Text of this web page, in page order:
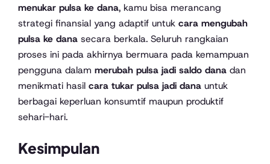
menukar pulsa ke dana, kamu bisa merancang
strategi finansial yang adaptif untuk cara mengubah
pulsa ke dana secara berkala. Seluruh rangkaian
proses ini pada akhirnya bermuara pada kemampuan
pengguna dalam merubah pulsa jadi saldo dana dan
menikmati hasil cara tukar pulsa jadi dana untuk
berbagai keperluan konsumtif maupun produktif
sehari-hari.
Kesimpulan